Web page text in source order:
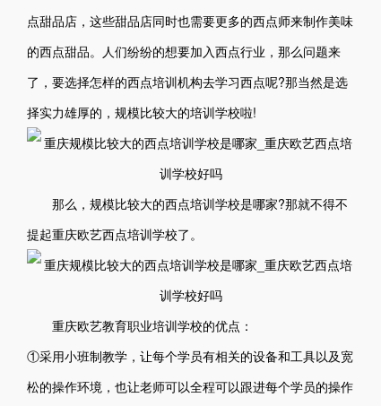
点甜品店，这些甜品店同时也需要更多的西点师来制作美味
的西点甜品。人们纷纷的想要加入西点行业，那么问题来
了，要选择怎样的西点培训机构去学习西点呢?那当然是选
择实力雄厚的，规模比较大的培训学校啦!
那么，规模比较大的西点培训学校是哪家?那就不得不
提起重庆欧艺西点培训学校了。
重庆欧艺教育职业培训学校的优点：
①采用小班制教学，让每个学员有相关的设备和工具以及宽
松的操作环境，也让老师可以全程可以跟进每个学员的操作